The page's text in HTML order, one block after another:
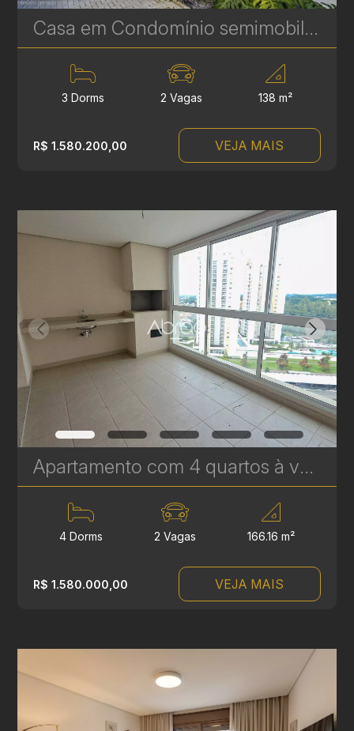
Casa em Condomínio semimobiliada à venda no Guabirotuba - 138 m² - 3 Suítes - Próximo ao Jardim Botânico | Ref. 1827
3 Dorms 2 Vagas 138 m²
R$ 1.580.200,00 VEJA MAIS
Apartamento com 4 quartos à venda no Reserva Ecoville, em Curitiba - 166 m² | Ref 463
4 Dorms 2 Vagas 166.16 m²
R$ 1.580.000,00 VEJA MAIS